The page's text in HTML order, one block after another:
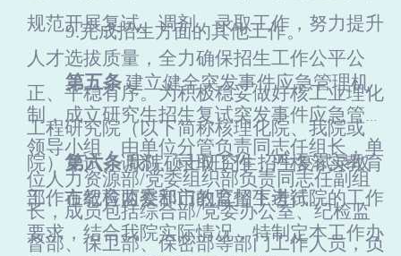
规范开展复试、调剂、录取工作，努力提升
人才选拔质量，全力确保招生工作公平公
正、平稳有序。为积极稳妥做好核工业理化
工程研究院（以下简称核理化院、我院或
院）复试、调剂、录取工作，严格落实教育
部、市教育两委和市教育招生考试院的工作
要求，结合我院实际情况，特制定本工作办
9.完成招生方面的其他工作。
第五条建立健全突发事件应急管理机
制，成立研究生招生复试突发事件应急管理
领导小组，由单位分管负责同志任组长，单
位 人力资源部/党委组织部负责同志任副组
长，成员包括综合部/党委办公室、纪检监
督部、保卫部、保密部等部门工作人员，负
第六条我院硕士研究生招生复试录取
工作在纪检监察部门的监督下进行。